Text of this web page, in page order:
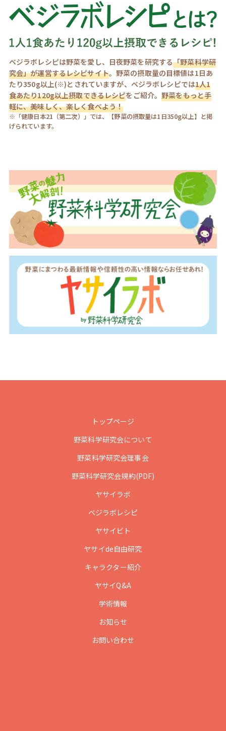
ベジラボレシピは野菜を愛し、日夜野菜を研究する「野菜科学研
究会」が運営するレシピサイト。野菜の摂取量の目標値は1日あ
たり350g以上(※)とされていますが、ベジラボレシピでは1人1
食あたり120g以上摂取できるレシピをご紹介。野菜をもっと手
軽に、美味しく、楽しく食べよう！
※「健康日本21（第二次）」では、【野菜の摂取量は1日350g以上】と掲
げられています。
トップページ
野菜科学研究会について
野菜科学研究会理事会
野菜科学研究会規約(PDF)
ヤサイラボ
ベジラボレシピ
ヤサイビト
ヤサイde自由研究
キャラクター紹介
ヤサイQ&A
学術情報
お知らせ
お問い合わせ